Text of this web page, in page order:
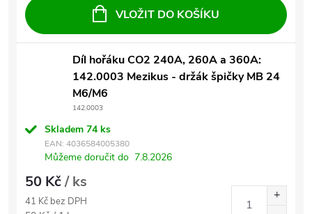
VLOŽIT DO KOŠÍKU
Díl hořáku CO2 240A, 260A a 360A:
142.0003 Mezikus - držák špičky MB 24
M6/M6
142.0003
Skladem 74 ks
EAN: 4036584005380
Můžeme doručit do 7.8.2026
50 Kč/ ks
41 Kč bez DPH